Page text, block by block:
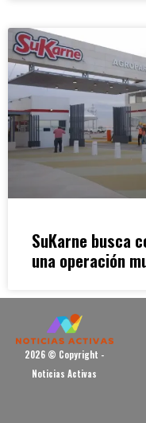
SuKarne busca
una operación
2026 © Copyright -
Noticias Activas